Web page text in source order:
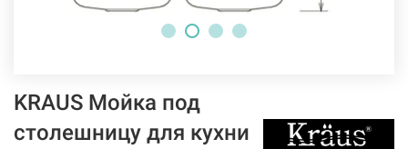
KRAUS Мойка под
столешницу для кухни